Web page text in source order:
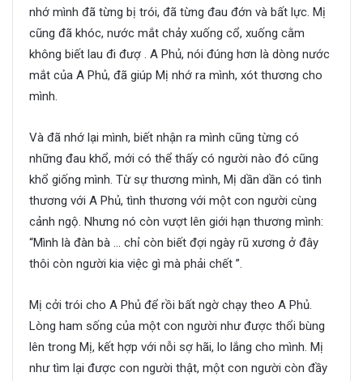
nhớ mình đã từng bị trói, đã từng đau đớn và bất lực. Mị
cũng đã khóc, nước mắt chảy xuống cổ, xuống cằm
không biết lau đi đượ . A Phủ, nói đúng hơn là dòng nước
mắt của A Phủ, đã giúp Mị nhớ ra mình, xót thương cho
mình.
Và đã nhớ lại mình, biết nhận ra mình cũng từng có
những đau khổ, mới có thể thấy có người nào đó cũng
khổ giống mình. Từ sự thương mình, Mị dần dần có tình
thương với A Phủ, tình thương với một con người cùng
cảnh ngộ. Nhưng nó còn vượt lên giới hạn thương mình:
“Mình là đàn bà … chỉ còn biết đợi ngày rũ xương ở đây
thôi còn người kia việc gì mà phải chết ”.
Mị cởi trói cho A Phủ để rồi bất ngờ chạy theo A Phủ.
Lòng ham sống của một con người như được thổi bùng
lên trong Mị, kết hợp với nỗi sợ hãi, lo lắng cho mình. Mị
như tìm lại được con người thật, một con người còn đầy